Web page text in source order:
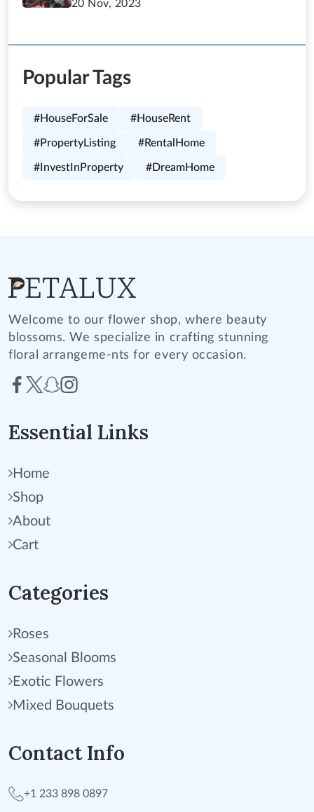
20 Nov, 2023
Popular Tags
#HouseForSale #HouseRent
#PropertyListing #RentalHome
#InvestInProperty #DreamHome
Welcome to our flower shop, where beauty
blossoms. We specialize in crafting stunning
floral arrangeme-nts for every occasion.
Essential Links
Home
Shop
About
Cart
Categories
Roses
Seasonal Blooms
Exotic Flowers
Mixed Bouquets
Contact Info
+1 233 898 0897